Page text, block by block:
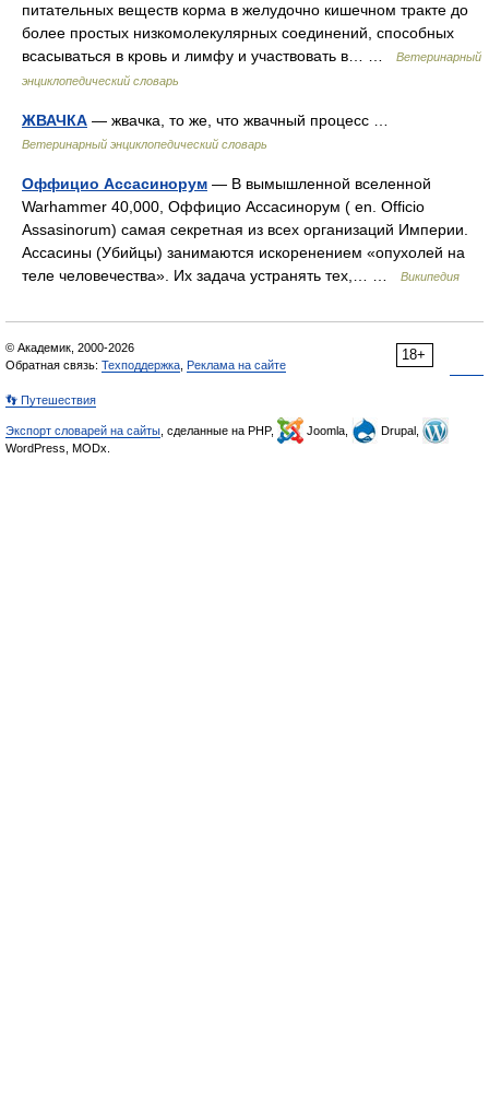
питательных веществ корма в желудочно кишечном тракте до
более простых низкомолекулярных соединений, способных
всасываться в кровь и лимфу и участвовать в… …
Ветеринарный
энциклопедический словарь
ЖВАЧКА — жвачка, то же, что жвачный процесс …
Ветеринарный энциклопедический словарь
Оффицио Ассасинорум — В вымышленной вселенной
Warhammer 40,000, Оффицио Ассасинорум ( en. Officio
Assasinorum) самая секретная из всех организаций Империи.
Ассасины (Убийцы) занимаются искоренением «опухолей на
теле человечества». Их задача устранять тех,… …
Википедия
18+
© Академик, 2000-2026
Обратная связь: Техподдержка Реклама на сайте
👣 Путешествия
Экспорт словарей на сайты , сделанные на PHP, Joomla,
Drupal,
WordPress, MODx.